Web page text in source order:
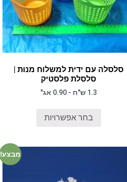
סלסלה עם ידית למשלוח מנות |
סלסלת פלסטיק
1.3 ש"ח - 0.90 אג"
בחר אפשרויות
מבצע!